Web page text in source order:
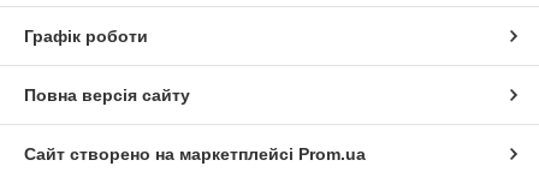
Графік роботи
Повна версія сайту
Сайт створено на маркетплейсі Prom.ua